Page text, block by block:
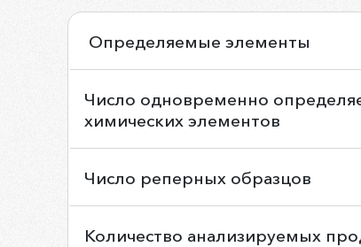
Определяемые элементы
Число одновременно
химических элементов
Число реперных образцов
Количество анализируемых